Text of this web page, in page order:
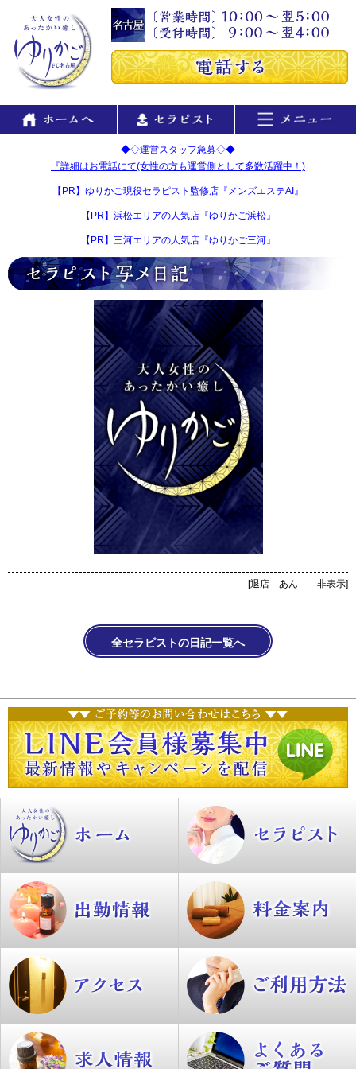
◆◇運営スタッフ急募◇◆
『詳細はお電話にて(女性の方も運営側として多数活躍中！)
【PR】ゆりかご現役セラピスト監修店『メンズエステAI』
【PR】浜松エリアの人気店『ゆりかご浜松』
【PR】三河エリアの人気店『ゆりかご三河』
[退店 あん 非表示]
全セラピストの日記一覧へ